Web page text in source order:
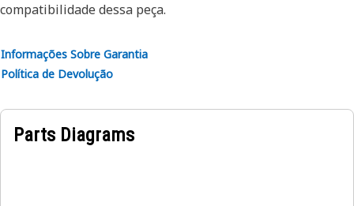
compatibilidade dessa peça.
Informações Sobre Garantia
Política de Devolução
Parts Diagrams